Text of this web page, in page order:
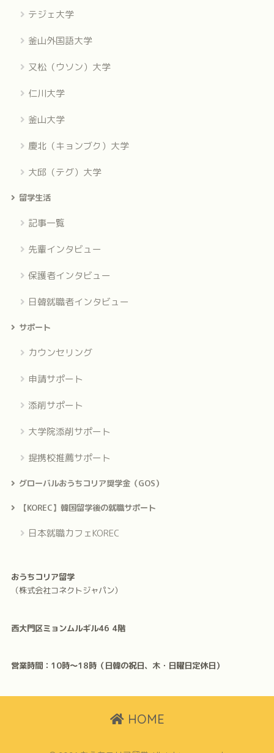
テジェ大学
釜山外国語大学
又松（ウソン）大学
仁川大学
釜山大学
慶北（キョンブク）大学
大邱（テグ）大学
留学生活
記事一覧
先輩インタビュー
保護者インタビュー
日韓就職者インタビュー
サポート
カウンセリング
申請サポート
添削サポート
大学院添削サポート
提携校推薦サポート
グローバルおうちコリア奨学金（GOS）
【KOREC】韓国留学後の就職サポート
日本就職カフェKOREC
おうちコリア留学
（株式会社コネクトジャパン）
西大門区ミョンムルギル46 4階
営業時間：10時〜18時（日韓の祝日、木・日曜日定休日）
HOME